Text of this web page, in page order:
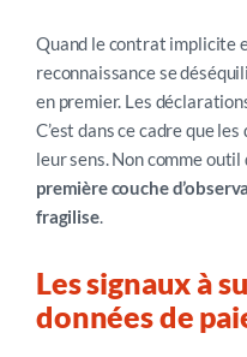
Quand le contrat implicite
reconnaissance se
en premier. Les
C’est dans ce cadre que
leur sens. Non comme
première couche
fragilise.
Les signaux à
données de